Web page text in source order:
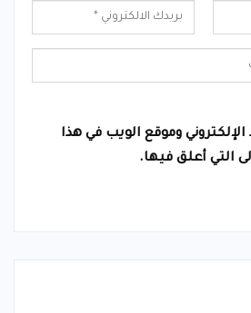
وموقع الويب في هذا
التي أعلق فيها.